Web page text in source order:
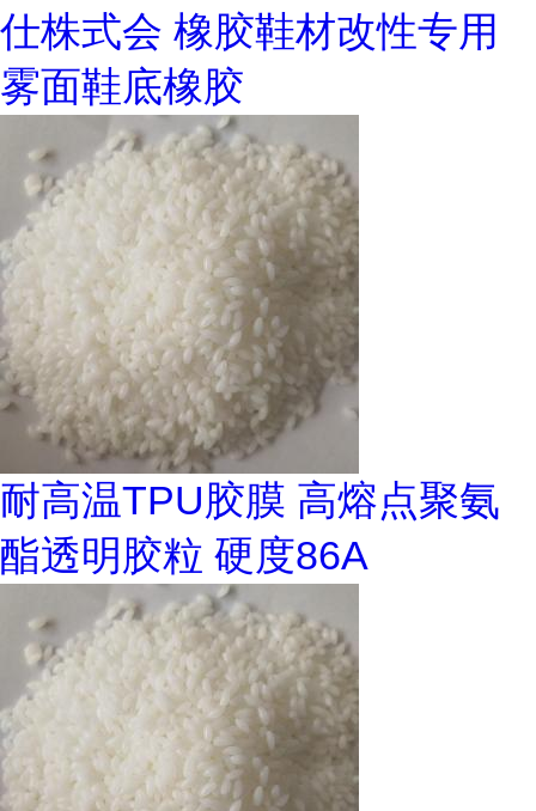
仕株式会 橡胶鞋材改性专用
雾面鞋底橡胶
耐高温TPU胶膜 高熔点聚氨
酯透明胶粒 硬度86A